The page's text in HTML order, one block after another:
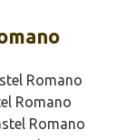
Romano
Romano
Romano